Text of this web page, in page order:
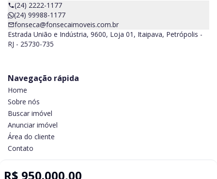
R$ 950.000,00
(24) 2222-1177
(24) 99988-1177
fonseca@fonsecaimoveis.com.br
Estrada União e Indústria, 9600, Loja 01, Itaipava, Petrópolis -
RJ - 25730-735
Navegação rápida
Home
Sobre nós
Buscar imóvel
Anunciar imóvel
Área do cliente
Contato